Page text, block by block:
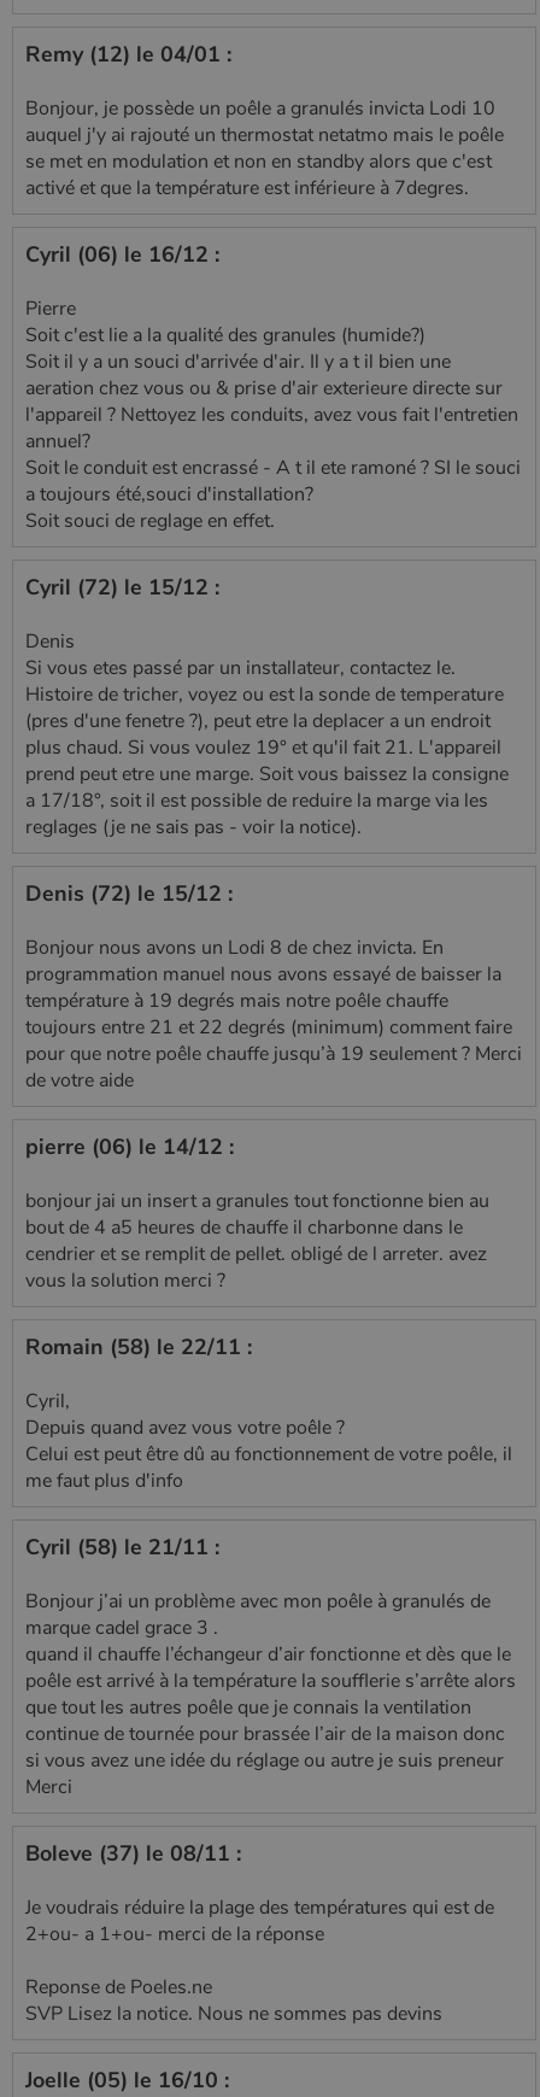
Remy (12) le 04/01 :
Bonjour, je possède un poêle a granulés invicta Lodi 10
auquel j'y ai rajouté un thermostat netatmo mais le poêle
se met en modulation et non en standby alors que c'est
activé et que la température est inférieure à 7degres.
Cyril (06) le 16/12 :
Pierre
Soit c'est lie a la qualité des granules (humide?)
Soit il y a un souci d'arrivée d'air. Il y a t il bien une
aeration chez vous ou & prise d'air exterieure directe sur
l'appareil ? Nettoyez les conduits, avez vous fait l'entretien
annuel?
Soit le conduit est encrassé - A t il ete ramoné ? SI le souci
a toujours été,souci d'installation?
Soit souci de reglage en effet.
Cyril (72) le 15/12 :
Denis
Si vous etes passé par un installateur, contactez le.
Histoire de tricher, voyez ou est la sonde de temperature
(pres d'une fenetre ?), peut etre la deplacer a un endroit
plus chaud. Si vous voulez 19° et qu'il fait 21. L'appareil
prend peut etre une marge. Soit vous baissez la consigne
a 17/18°, soit il est possible de reduire la marge via les
reglages (je ne sais pas - voir la notice).
Denis (72) le 15/12 :
Bonjour nous avons un Lodi 8 de chez invicta. En
programmation manuel nous avons essayé de baisser la
température à 19 degrés mais notre poêle chauffe
toujours entre 21 et 22 degrés (minimum) comment faire
pour que notre poêle chauffe jusqu’à 19 seulement ? Merci
de votre aide
pierre (06) le 14/12 :
bonjour jai un insert a granules tout fonctionne bien au
bout de 4 a5 heures de chauffe il charbonne dans le
cendrier et se remplit de pellet. obligé de l arreter. avez
vous la solution merci ?
Romain (58) le 22/11 :
Cyril,
Depuis quand avez vous votre poêle ?
Celui est peut être dû au fonctionnement de votre poêle, il
me faut plus d'info
Cyril (58) le 21/11 :
Bonjour j’ai un problème avec mon poêle à granulés de
marque cadel grace 3 .
quand il chauffe l’échangeur d’air fonctionne et dès que le
poêle est arrivé à la température la soufflerie s’arrête alors
que tout les autres poêle que je connais la ventilation
continue de tournée pour brassée l’air de la maison donc
si vous avez une idée du réglage ou autre je suis preneur
Merci
Boleve (37) le 08/11 :
Je voudrais réduire la plage des températures qui est de
2+ou- a 1+ou- merci de la réponse
Reponse de Poeles.ne
SVP Lisez la notice. Nous ne sommes pas devins
Joelle (05) le 16/10 :